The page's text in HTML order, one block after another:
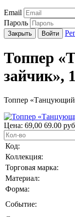
Email
Пароль
Закрыть Войти
Топпер
зайчик»,
Топпер «Танцующий
Цена: 69,00 69.00
Код:
Коллекция:
Торговая марка:
Материал:
Форма:
Событие: